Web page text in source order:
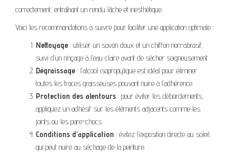
correctement, entraînant un rendu lâche et inesthétique.
Voici les recommandations à suivre pour faciliter une application optimale :
Nettoyage : utiliser un savon doux et un chiffon non-abrasif,
suivi d’un rinçage à l’eau claire avant de sécher soigneusement.
Dégraissage : l’alcool isopropylique est idéal pour éliminer
toutes les traces graisseuses pouvant nuire à l’adhérence.
Protection des alentours : pour éviter les débordements,
appliquez un adhésif sur les éléments adjacents comme les
joints ou les pare-chocs.
Conditions d’application : évitez l’exposition directe au soleil,
qui peut nuire au séchage de la peinture.